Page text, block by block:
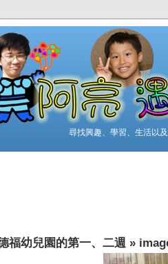
尋找興趣、學習、生活以
福幼兒園的第一、二週 »